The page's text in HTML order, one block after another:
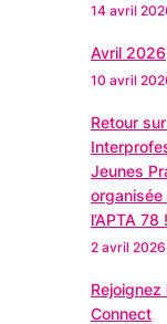
14 avril
Avril 2026
10 avril
Retour
Jeunes
organisée
l’APTA 78 !
2 avril 2026
Connect